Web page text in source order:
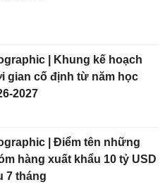
| Khung kế hoạch
gian cố định từ năm học
2027
| Điểm tên những
hàng xuất khẩu 10 tỷ USD
7 tháng